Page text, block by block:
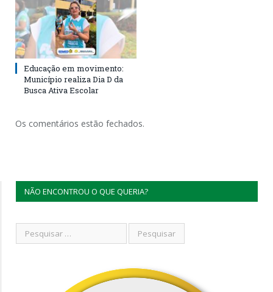
Educação em movimento:
Município realiza Dia D da
Busca Ativa Escolar
Os comentários estão fechados.
NÃO ENCONTROU O QUE QUERIA?